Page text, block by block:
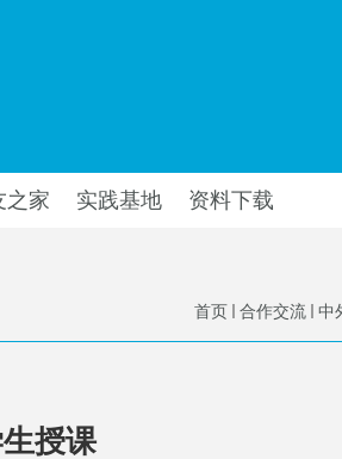
之家 实践基地 资料下载
首页 合作交流 中
授课